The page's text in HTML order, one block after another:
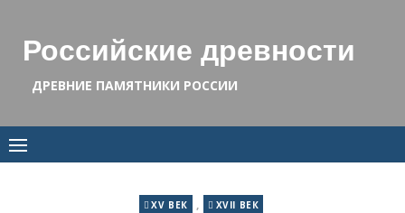
contentРоссийские древности
ДРЕВНИЕ ПАМЯТНИКИ РОССИИ
XV ВЕК , XVII ВЕК